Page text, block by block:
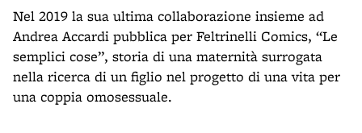
Nel 2019 la sua ultima collaborazione insieme ad
Andrea Accardi pubblica per Feltrinelli Comics, “Le
semplici cose”, storia di una maternità surrogata
nella ricerca di un figlio nel progetto di una vita per
una coppia omosessuale.